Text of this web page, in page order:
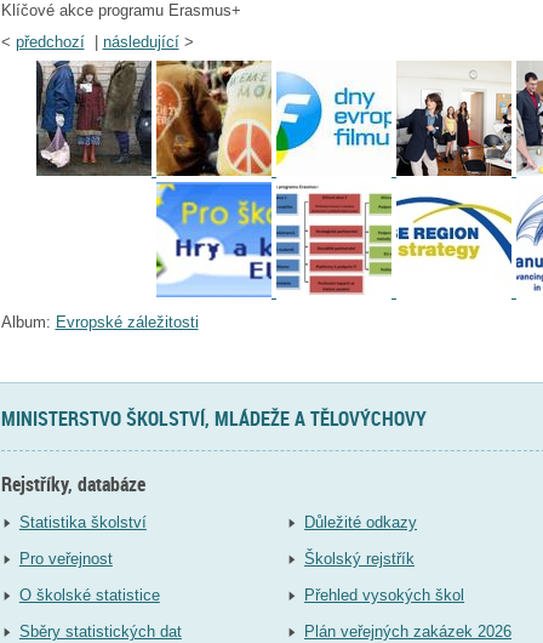
Klíčové akce programu Erasmus+
< předchozí| následující>
Album: Evropské záležitosti
MINISTERSTVO ŠKOLSTVÍ, MLÁDEŽE A TĚLOVÝCHOVY
Rejstříky, databáze
Statistika školství
Pro veřejnost
O školské statistice
Sběry statistických dat
Důležité odkazy
Školský rejstřík
Přehled vysokých škol
Plán veřejných zakázek 2026